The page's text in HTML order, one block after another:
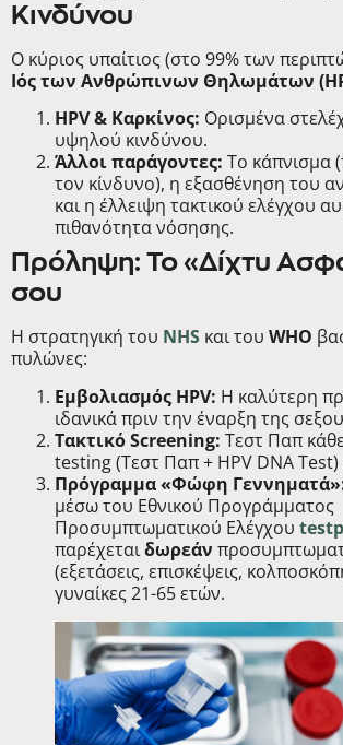
Κινδύνου
Ο κύριος υπαίτιος (στο 99% των
Ιός των Ανθρώπινων Θηλωμάτων
HPV & Καρκίνος: Ορισμένα
υψηλού κινδύνου.
Άλλοι παράγοντες: Το κάπνισμα
τον κίνδυνο), η εξασθένηση του
και η έλλειψη τακτικού ελέγχου
πιθανότητα νόσησης.
Πρόληψη: Το «Δίχτυ
σου
Η στρατηγική του NHS και του WHO
πυλώνες:
Εμβολιασμός HPV: Η καλύτερη
ιδανικά πριν την έναρξη της
Τακτικό Screening: Τεστ Παπ
testing (Τεστ Παπ + HPV DNA Test)
Πρόγραμμα «Φώφη
μέσω του Εθνικού Προγράμματος
Προσυμπτωματικού Ελέγχου
παρέχεταιδωρεάν
(εξετάσεις, επισκέψεις,
γυναίκες 21-65 ετών.